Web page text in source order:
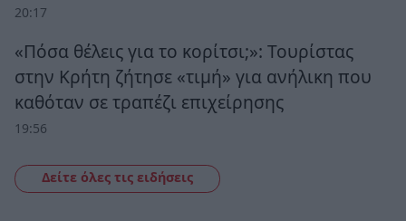
20:17
«Πόσα θέλεις για το κορίτσι;»: Τουρίστας
στην Κρήτη ζήτησε «τιμή» για ανήλικη που
καθόταν σε τραπέζι επιχείρησης
19:56
Δείτε όλες τις ειδήσεις